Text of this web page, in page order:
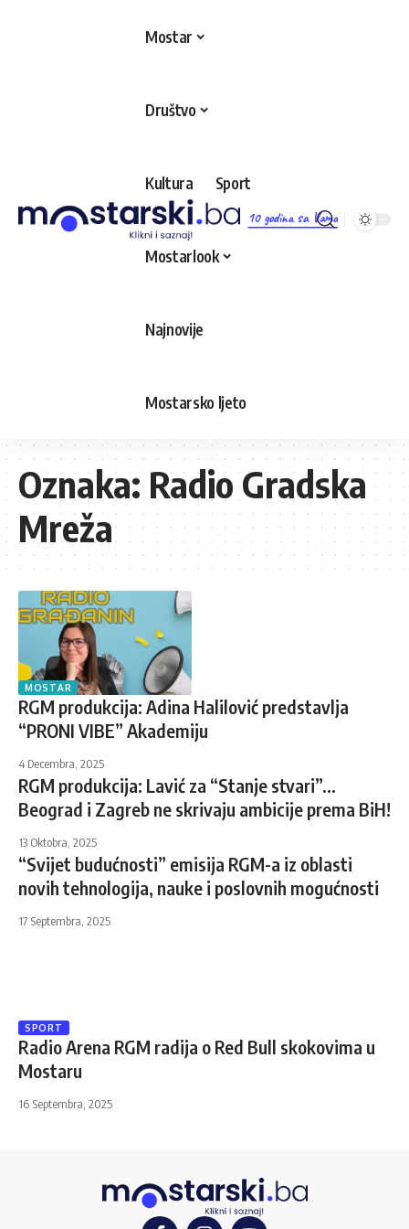
10 godina sa Vama
Mostar
Društvo
Kultura Sport
Mostarlook
Najnovije
Mostarsko ljeto
Oznaka:Radio Gradska
Mreža
MOSTAR
RGM produkcija: Adina Halilović predstavlja
“PRONI VIBE” Akademiju
4 Decembra, 2025
RGM produkcija: Lavić za “Stanje stvari”…
Beograd i Zagreb ne skrivaju ambicije prema BiH!
13 Oktobra, 2025
“Svijet budućnosti” emisija RGM-a iz oblasti
novih tehnologija, nauke i poslovnih mogućnosti
17 Septembra, 2025
SPORT
Radio Arena RGM radija o Red Bull skokovima u
Mostaru
16 Septembra, 2025